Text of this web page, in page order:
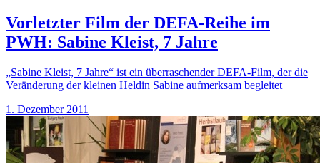
Vorletzter Film der DEFA-Reihe im
PWH: Sabine Kleist, 7 Jahre
„Sabine Kleist, 7 Jahre“ ist ein überraschender DEFA-Film, der die
Veränderung der kleinen Heldin Sabine aufmerksam begleitet
1. Dezember 2011